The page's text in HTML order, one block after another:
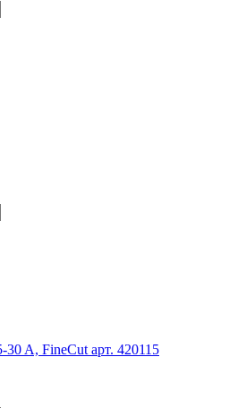
A, FineCut арт. 420115